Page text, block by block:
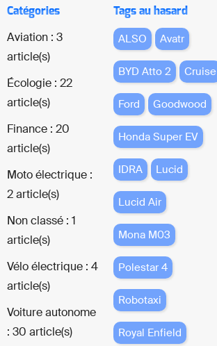
Catégories
Aviation : 3
article(s)
Écologie : 22
article(s)
Finance : 20
article(s)
Moto électrique :
2 article(s)
Non classé : 1
article(s)
Vélo électrique : 4
article(s)
Voiture autonome
: 30 article(s)
Tags au hasard
ALSO Avatr
BYD Atto 2 Cruise
Ford Goodwood
Honda Super EV
IDRA Lucid
Lucid Air
Mona M03
Polestar 4
Robotaxi
Royal Enfield